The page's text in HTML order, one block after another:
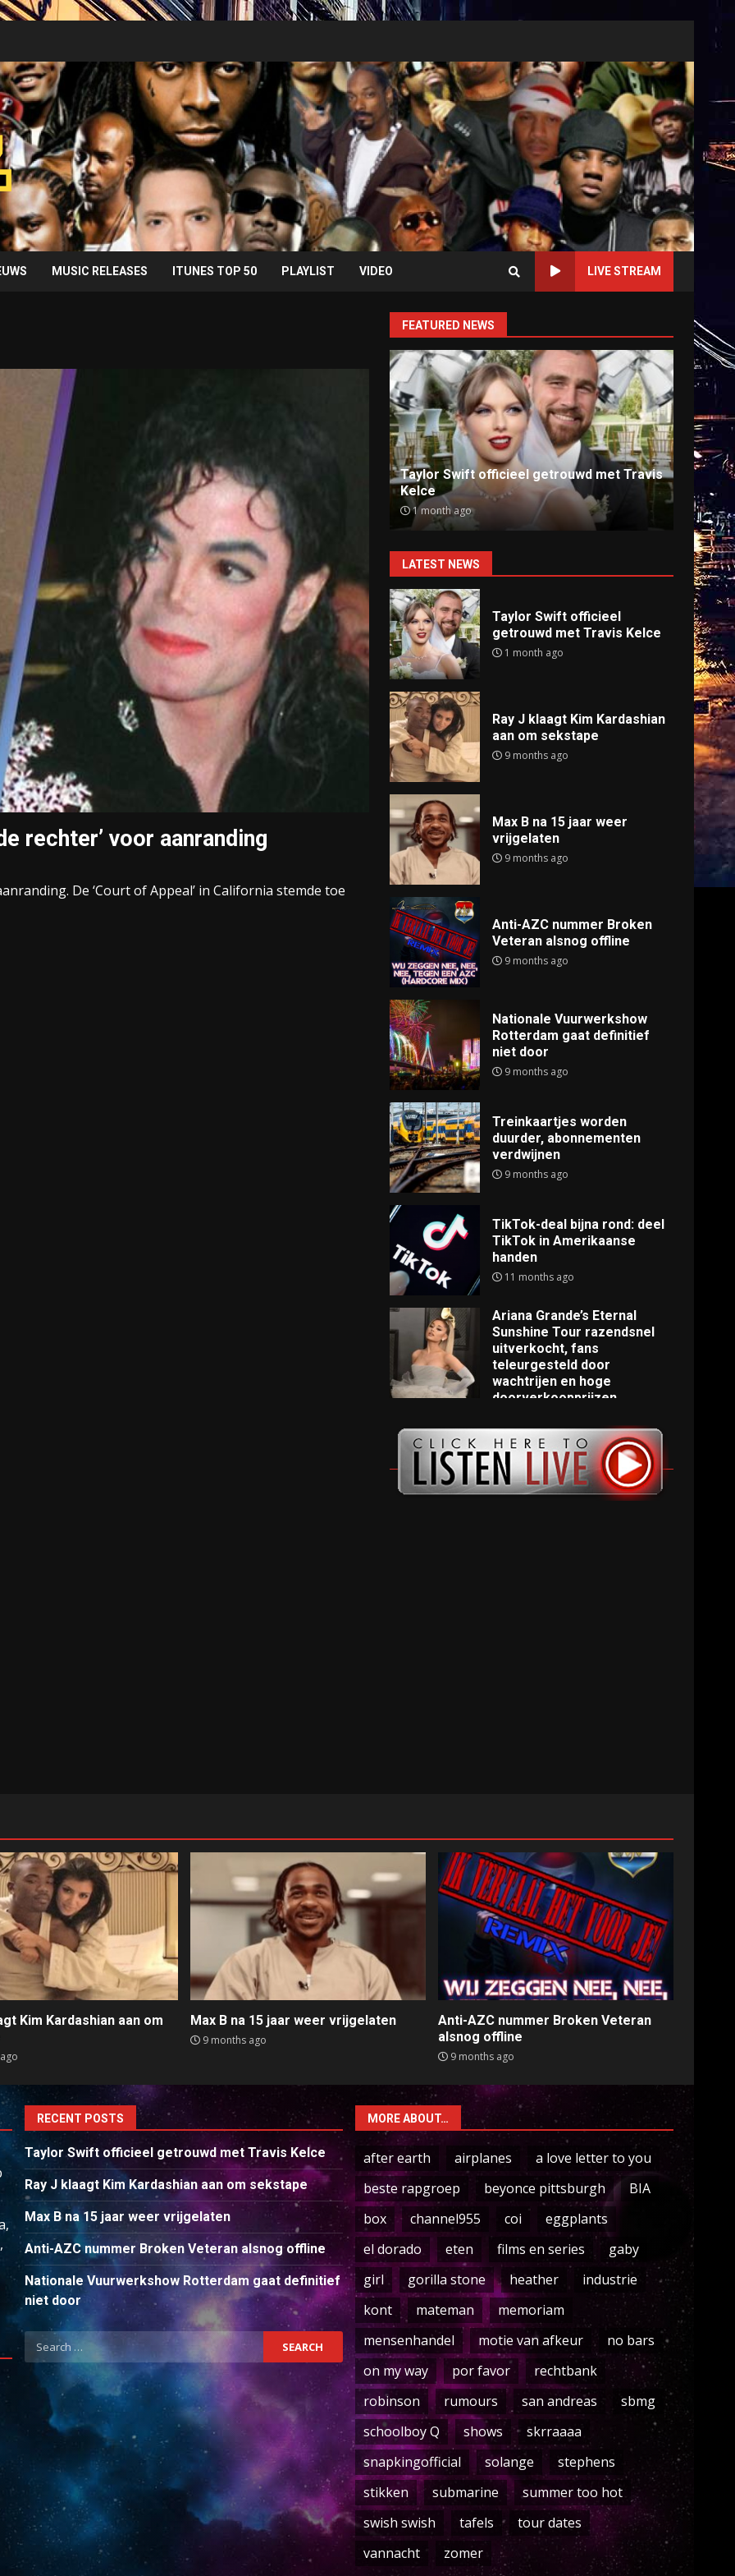
MUSIC RELEASES ITUNES TOP 50 PLAYLIST VIDEO LIVE STREAM
rechter’ voor aanranding
De ‘Court of Appeal’ in California stemde toe
FEATURED NEWS
Taylor Swift officieel getrouwd met Travis
1 month ago
Ray J klaagt Kim Kardashian aan om
sekstape
9 months ago
Anti-
9
LATEST NEWS
Taylor Swift officieel
getrouwd met Travis Kelce
1 month ago
Ray J klaagt Kim Kardashian
aan om sekstape
9 months ago
Max B na 15 jaar weer
vrijgelaten
9 months ago
Anti-AZC nummer Broken
Veteran alsnog offline
9 months ago
Nationale Vuurwerkshow
Rotterdam gaat definitief
niet door
9 months ago
Treinkaartjes worden
duurder, abonnementen
verdwijnen
9 months ago
TikTok-deal bijna rond: deel
TikTok in Amerikaanse
handen
11 months ago
Ariana Grande’s Eternal
Sunshine Tour razendsnel
uitverkocht, fans
teleurgesteld door
wachtrijen en hoge
doorverkoopprijzen
Kim Kardashian aan om
Max B na 15 jaar weer vrijgelaten
9 months ago
Anti-AZC nummer Broken Veteran
alsnog offline
9 months ago
RECENT POSTS
Taylor Swift officieel getrouwd met Travis Kelce
Ray J klaagt Kim Kardashian aan om sekstape
Max B na 15 jaar weer vrijgelaten
Anti-AZC nummer Broken Veteran alsnog offline
Nationale Vuurwerkshow Rotterdam gaat definitief
niet door
Search
for:
MORE ABOUT…
after earth airplanes
a love letter to you
beste rapgroep
beyonce pittsburgh
BIA
box
channel955 coi
eggplants
el dorado
eten films en series
gaby
girl
gorilla stone heather
industrie
kont
mateman
memoriam
mensenhandel
motie van afkeur
no bars
on my way
por favor
rechtbank
robinson
rumours san andreas
sbmg
schoolboy Q
shows
skrraaaa
snapkingofficial
solange
stephens
stikken
submarine
summer too hot
swish swish
tafels
tour dates
vannacht
zomer